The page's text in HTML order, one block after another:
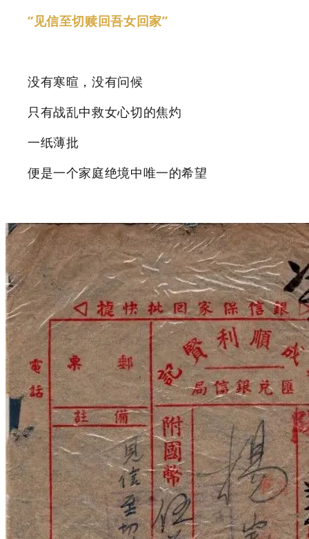
“见信至切赎回吾女回家”
没有寒暄，没有问候
只有战乱中救女心切的焦灼
一纸薄批
便是一个家庭绝境中唯一的希望